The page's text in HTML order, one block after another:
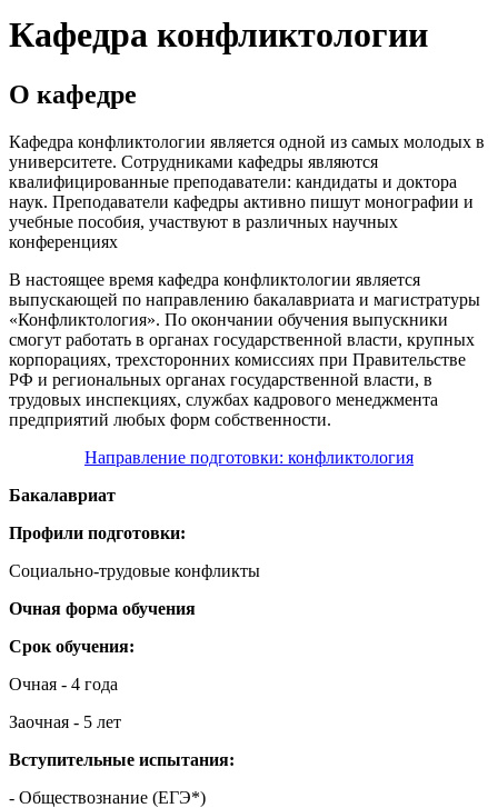
Кафедра конфликтологии
О кафедре
Кафедра конфликтологии является одной из самых молодых в
университете. Сотрудниками кафедры являются
квалифицированные преподаватели: кандидаты и доктора
наук. Преподаватели кафедры активно пишут монографии и
учебные пособия, участвуют в различных научных
конференциях
В настоящее время кафедра конфликтологии является
выпускающей по направлению бакалавриата и магистратуры
«Конфликтология». По окончании обучения выпускники
смогут работать в органах государственной власти, крупных
корпорациях, трехсторонних комиссиях при Правительстве
РФ и региональных органах государственной власти, в
трудовых инспекциях, службах кадрового менеджмента
предприятий любых форм собственности.
Направление подготовки: конфликтология
Бакалавриат
Профили подготовки:
Социально-трудовые конфликты
Очная форма обучения
Срок обучения:
Очная - 4 года
Заочная - 5 лет
Вступительные испытания:
- Обществознание (ЕГЭ*)